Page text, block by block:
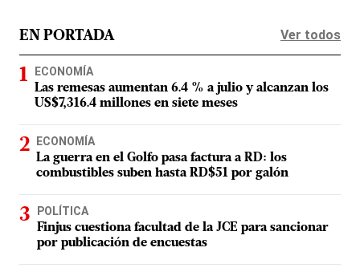
EN PORTADA Ver todos
ECONOMÍA
Las remesas aumentan 6.4 % a julio y alcanzan los
US$7,316.4 millones en siete meses
ECONOMÍA
La guerra en el Golfo pasa factura a RD: los
combustibles suben hasta RD$51 por galón
POLÍTICA
Finjus cuestiona facultad de la JCE para sancionar
por publicación de encuestas